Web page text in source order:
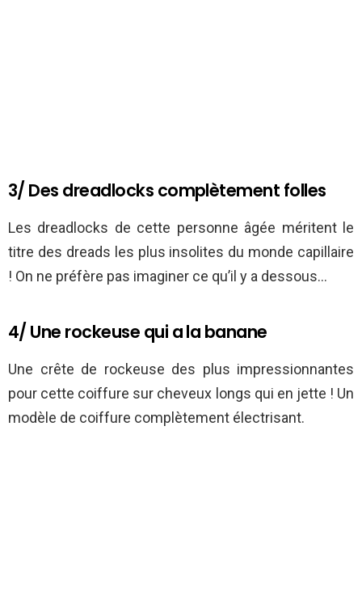
3/ Des dreadlocks complètement folles
Les dreadlocks de cette personne âgée méritent le
titre des dreads les plus insolites du monde capillaire
! On ne préfère pas imaginer ce qu’il y a dessous…
4/ Une rockeuse qui a la banane
Une crête de rockeuse des plus impressionnantes
pour cette coiffure sur cheveux longs qui en jette ! Un
modèle de coiffure complètement électrisant.